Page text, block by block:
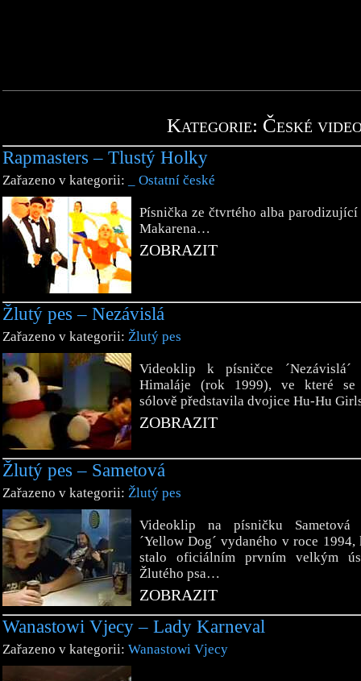
Kategorie: České
Rapmasters – Tlustý Holky
Zařazeno v kategorii: _ Ostatní české
Písnička ze čtvrtého alba
Makarena…
ZOBRAZIT
Žlutý pes – Nezávislá
Zařazeno v kategorii: Žlutý pes
Videoklip k písničce
Himaláje (rok 1999), ve které se
sólově představila dvojice Hu-Hu
ZOBRAZIT
Žlutý pes – Sametová
Zařazeno v kategorii: Žlutý pes
Videoklip na písničku
´Yellow Dog´ vydaného v roce 1994,
stalo oficiálním prvním velkým
Žlutého psa…
ZOBRAZIT
Wanastowi Vjecy – Lady Karneval
Zařazeno v kategorii: Wanastowi Vjecy